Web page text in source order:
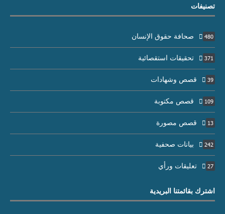
تصنيفات
صحافة حقوق الإنسان 480
تحقيقات استقصائية 371
قصص وشهادات 39
قصص مكتوبة 109
قصص مصورة 13
بيانات صحفية 242
تعليقات ورأي 27
اشترك بقائمتنا البريدية